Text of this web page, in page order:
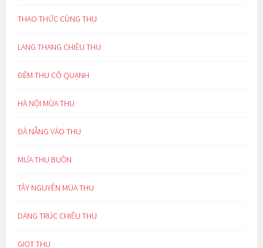
THAO THỨC CÙNG THU
LANG THANG CHIỀU THU
ĐÊM THU CÔ QUẠNH
HÀ NỘI MÙA THU
ĐÀ NẴNG VÀO THU
MƯA THU BUỒN
TÂY NGUYÊN MÙA THU
DÁNG TRÚC CHIỀU THU
GIỌT THU